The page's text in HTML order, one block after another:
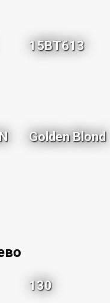
15BT613
Golden Blond
130